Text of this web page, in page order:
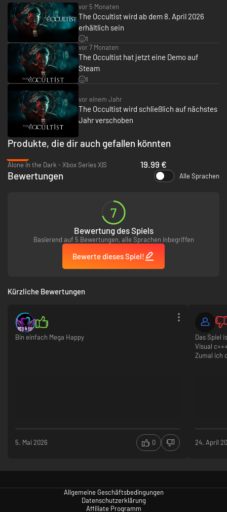
mithilfe seiner paranormalen Talente mit den unheimlichen Seelen in
Kontakt treten, die die unheilvollen Straßen und Gebäude auf GodStone
heimzusuchen scheinen – oder einen großen Bogen um sie machen,
sollten sie ihm nicht wohlgesinnt sein.
Als paranormaler Ermittler ist Alan Rebels solche Sachen gewohnt. Doch
als er auf der geheimnisvollen Insel GodStone versucht, das Verschwinden
seines Vaters aufzuklären, wird Alans Können auf eine harte Probe
gestellt. Kein anderer Fall hat Alan je alles infrage stellen lassen, was er in
der Welt des Okkulten bisher für möglich gehalten hat. Vielleicht lastet
ein Fluch auf GodStone, der sich brechen lässt … aber wäre das eine gute
Idee?
vor 5 Monaten
The Occultist wird ab dem 8. April 2026
erhältlich sein
1
vor 7 Monaten
The Occultist hat jetzt eine Demo auf
Steam
1
vor einem Jahr
The Occultist wird schließlich auf nächstes
Jahr verschoben
Produkte, die dir auch gefallen könnten
Alone in the Dark - Xbox Series X|S
19.99 €
Bewertungen Alle Sprachen
7
Bewertung des Spiels
Basierend auf 5 Bewertungen, alle Sprachen inbegriffen
Bewerte dieses Spiel!
Kürzliche Bewertungen
Bin einfach Mega Happy
5. Mai 2026 0
Das Spiel
Visual
Zumal ich
24. April
Allgemeine Geschäftsbedingungen
Datenschutzerklärung
Affiliate Programm